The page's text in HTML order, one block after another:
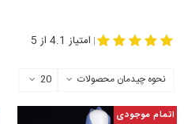
| امتیاز 4.1 از 5
نحوه چیدمان محصولات 20
اتمام موجودی